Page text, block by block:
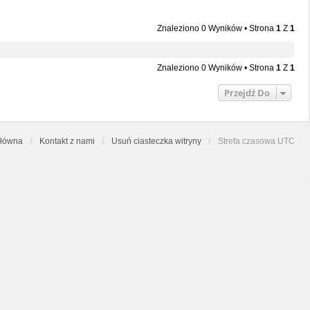
Znaleziono 0 Wyników • Strona 1 Z 1
Znaleziono 0 Wyników • Strona 1 Z 1
Przejdź Do
Kontakt z nami Usuń ciasteczka witryny Strefa czasowa UTC